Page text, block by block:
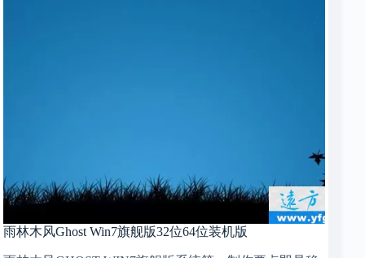
雨林木风Ghost Win7旗舰版32位64位装机版